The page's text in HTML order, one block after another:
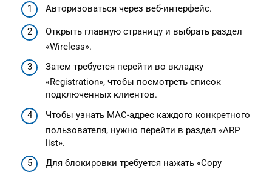
Авторизоваться через веб-интерфейс.
Открыть главную страницу и выбрать раздел
«Wireless».
Затем требуется перейти во вкладку
«Registration», чтобы посмотреть список
подключенных клиентов.
Чтобы узнать MAC-адрес каждого конкретного
пользователя, нужно перейти в раздел «ARP
list».
Для блокировки требуется нажать «Copy